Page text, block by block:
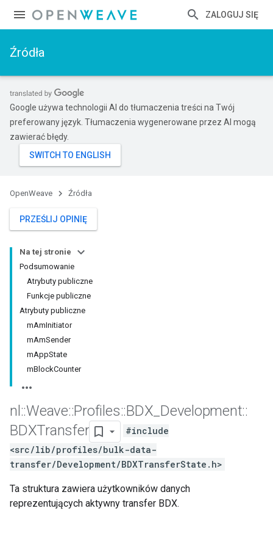
ZALOGUJ SIĘ
Źródła
Google używa technologii AI do tłumaczenia treści na Twój
preferowany język. Tłumaczenia wygenerowane przez AI mogą
zawierać błędy.
OpenWeave Źródła
PRZEŚLIJ OPINIĘ
Na tej stronie
Podsumowanie
Atrybuty publiczne
Funkcje publiczne
Atrybuty publiczne
mAmInitiator
mAmSender
mAppState
mBlockCounter
nl ::Weave::Profiles::BDX Development::
BDXTransfer
#include
<src/lib/profiles/bulk-data-
transfer/Development/BDXTransferState.h>
Ta struktura zawiera użytkowników danych
reprezentujących aktywny transfer BDX.